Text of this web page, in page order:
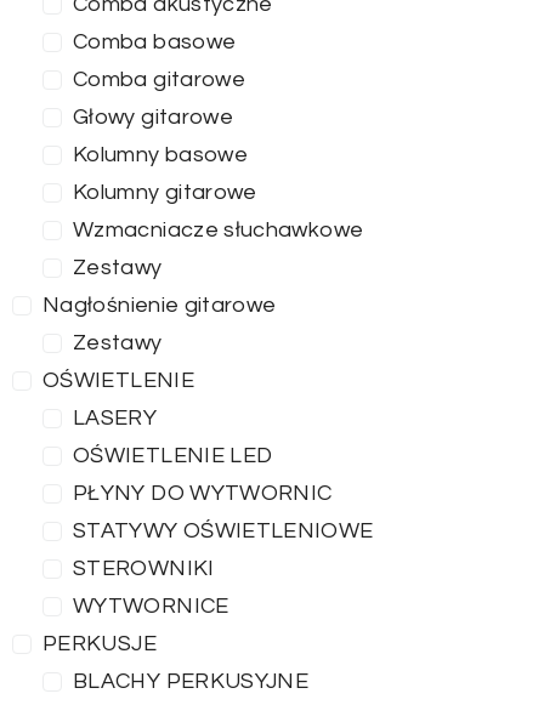
Comba basowe
Comba gitarowe
Głowy gitarowe
Kolumny basowe
Kolumny gitarowe
Wzmacniacze słuchawkowe
Zestawy
Nagłośnienie gitarowe
Zestawy
OŚWIETLENIE
LASERY
OŚWIETLENIE LED
PŁYNY DO WYTWORNIC
STATYWY OŚWIETLENIOWE
STEROWNIKI
WYTWORNICE
PERKUSJE
BLACHY PERKUSYJNE